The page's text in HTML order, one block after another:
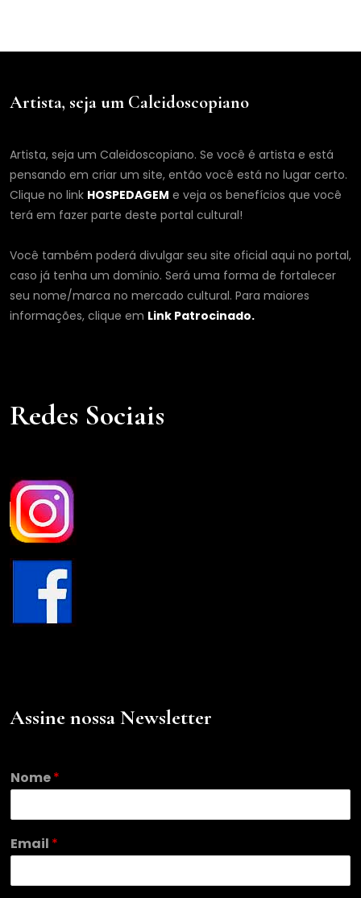
Artista, seja um Caleidoscopiano
Artista, seja um Caleidoscopiano. Se você é artista e está
pensando em criar um site, então você está no lugar certo.
Clique no link HOSPEDAGEM e veja os benefícios que você
terá em fazer parte deste portal cultural!
Você também poderá divulgar seu site oficial aqui no portal,
caso já tenha um domínio. Será uma forma de fortalecer
seu nome/marca no mercado cultural. Para maiores
informações, clique em Link Patrocinado.
Redes Sociais
Assine nossa Newsletter
E
m
i
N
m
Nome*
Email *